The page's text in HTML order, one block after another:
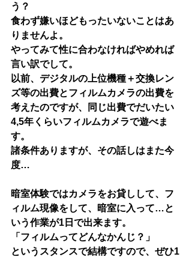
う？
食わず嫌いほどもったいないことはあ
りませんよ。
やってみて性に合わなければやめれば
言い訳でして。
以前、デジタルの上位機種＋交換レン
ズ等の出費とフィルムカメラの出費を
考えたのですが、同じ出費でだいたい
4,5年くらいフィルムカメラで遊べま
す。
諸条件ありますが、その話しはまた今
度…
暗室体験ではカメラをお貸しして、フ
ィルム現像をして、暗室に入って…と
いう作業が1日で出来ます。
「フィルムってどんなかんじ？」
というスタンスで結構ですので、ぜひ1